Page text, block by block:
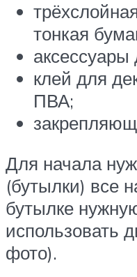
тонкая
клей для
ПВА;
Для начала
(бутылки) все
бутылке
использовать
фото).